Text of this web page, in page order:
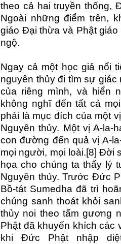
theo cả hai truyền thống,
Ngoài những điểm trên,
giáo Đại thừa và Phật
ngộ.
Ngay cả một học giả nổi
nguyên thủy đi tìm sự
của riêng mình, và hiển
không nghĩ đến tất cả
phải là mục đích của một
Nguyên thủy. Một vị A-la-
con đường đến quả vị A-
mọi người, mọi loài.[8] Đời
họa cho chúng ta thấy lý
Nguyên thủy. Trước Đức
Bồ-tát Sumedha đã trì
chúng sanh thoát khỏi
thủy noi theo tấm gương
Phật đã khuyến khích các
khi Đức Phật nhập